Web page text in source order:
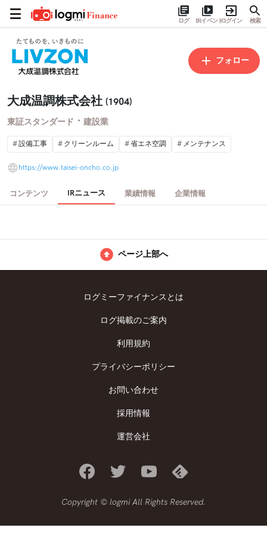
ログ IRイベントログイン 検索
フォロー
大成温調株式会社 (1904)
東証スタンダード ・ 建設業
設備工事 クリーンルーム 省エネ空調 メンテナンス
https://www.taisei-oncho.co.jp
コンテンツ IRニュース 業績情報 企業情報
ページ上部へ
ログミーファイナンスとは
ログ掲載のご案内
利用規約
プライバシーポリシー
お問い合わせ
採用情報
運営会社
Copyright © logmi All Rights Reserved.